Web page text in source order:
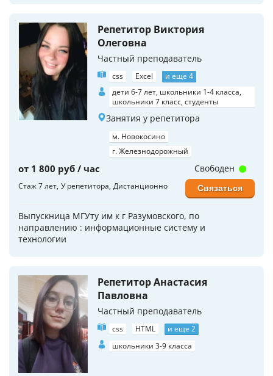
Репетитор Виктория
Олеговна
Частный преподаватель
css Excel
и еще 4
дети 6-7 лет, школьники 1-4 класса,
школьники 7 класс, студенты
Занятия у репетитора
м. Новокосино
г. Железнодорожный
от 1 800 руб / час
Стаж 7 лет У репетитора Дистанционно
Выпускница МГУту им к г Разумовского, по
направлению : информационные систему и
технологии
Свободен
Связаться
Репетитор Анастасия
Павловна
Частный преподаватель
css HTML
и еще 2
школьники 3-9 класса